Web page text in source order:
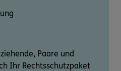
Paare und
Ihr Rechtsschutzpaket